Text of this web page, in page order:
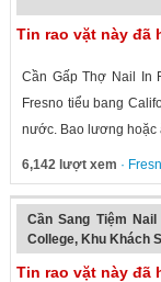
Tin rao vặt này đã
Cần Gấp Thợ Nail
Fresno tiểu bang
nước. Bao lương hoặc
6,142 lượt xem ·
Cần Sang Tiệm
College, Khu Khách
Tin rao vặt này đã